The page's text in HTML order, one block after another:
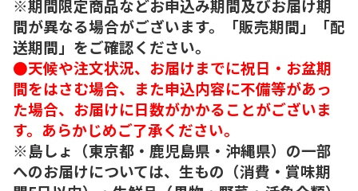
※期間限定商品などお申込み期間及びお届け期
間が異なる場合がございます。「販売期間」「配
送期間」をご確認ください。
●天候や注文状況、お届けまでに祝日・お盆期
間をはさむ場合、また申込内容に不備等があっ
た場合、お届けに日数がかかることがございま
す。あらかじめご了承ください。
※島しょ（東京都・鹿児島県・沖縄県）の一部
へのお届けについては、生もの（消費・賞味期